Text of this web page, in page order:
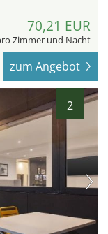
70,21 EUR
Zimmer und Nacht
zum Angebot
2